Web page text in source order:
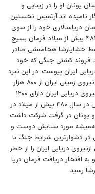
یونان او را در زیبایی و
نامیده اند.آرتمیس نخستین
سال پیش فرمان دریاسالاری خود را از سوی
خشایارشا هخامنشی دریافت کرد.در سال ۴۸۴ پیش از میلاد فرمان بسیج
خشایارشا هخامنشی صادر
فروند کشتی جنگی که خود
ایران پیوست. در این نبرد
ایران موفق به تصرف آتن شد. در این نبرد نیروی زمینی ایران از ۸۰۰ هزار
پیاده و ۸۰ هزار سواره تشکیل شده بود. نیروی دریایی ایران دارای ۱۲۰۰
کشتی جنگی و ۳۰۰ کشتی ترابری بود.آرتمیس در سال ۴۸۰ پیش از میلاد در
و یونان در گرفت شرکت داشت
همیشه مورد ستایش دوست و
دشوارترین شرایط جنگ با
دریایی ایران را از خطر
افتخار دریافت فرمان دریا
رسید.